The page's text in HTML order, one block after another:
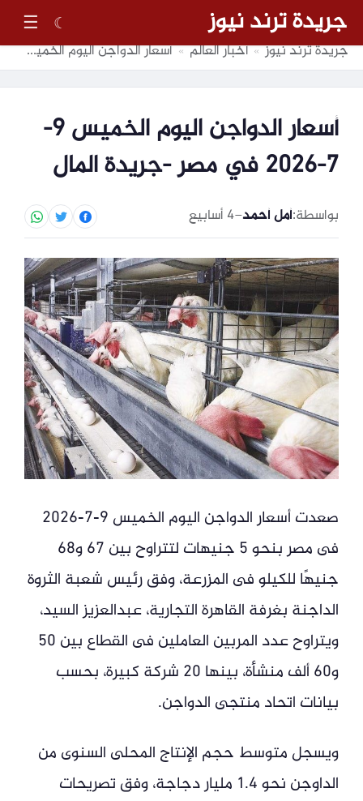
جريدة ترند نيوز ☾
☰
جريدة ترند نيوز » أخبار العالم » أسعار الدواجن اليوم الخميس 9-7-2026 في مصر -جريدة المال
أسعار الدواجن اليوم الخميس 9-
7-2026 في مصر -جريدة المال
بواسطة:أمل أحمد–4 أسابيع
صعدت أسعار الدواجن اليوم الخميس 9-7-2026
فى مصر بنحو 5 جنيهات لتتراوح بين 67 و68
جنيهًا للكيلو فى المزرعة، وفق رئيس شعبة الثروة
الداجنة بغرفة القاهرة التجارية، عبدالعزيز السيد،
ويتراوح عدد المربين العاملين فى القطاع بين 50
و60 ألف منشأة، بينها 20 شركة كبيرة، بحسب
بيانات اتحاد منتجى الدواجن.
ويسجل متوسط حجم الإنتاج المحلى السنوى من
الداوجن نحو 1.4 مليار دجاجة، وفق تصريحات